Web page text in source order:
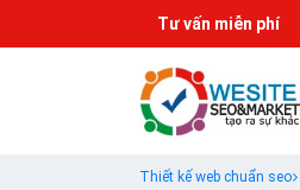
Tư vấn miễn phí
Thiết kế web chuẩn seo